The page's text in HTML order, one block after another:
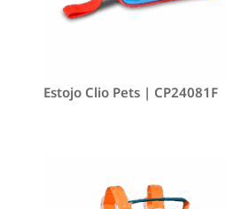
Estojo Clio Pets | CP24081F